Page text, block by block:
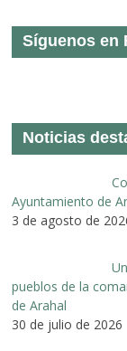
Síguenos en
Noticias
Ayuntamiento de
3 de agosto de
pueblos de la
de Arahal
30 de julio de 2026